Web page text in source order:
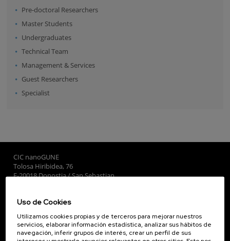
Pre-doctoral Researchers
Master Students
Undergraduates
Technical Team
Management & Services
Guest Researchers
Specialist
CIC nanoGUNE
Tolosa Hiribidea, 76
E-20018 Donostia / San Sebastian
Subscribe to our Newsletter
nanoGUNE
Uso de Cookies
Utilizamos cookies propias y de terceros para mejorar nuestros
servicios, elaborar información estadística, analizar sus hábitos de
navegación, inferir grupos de interés, crear un perfil de sus